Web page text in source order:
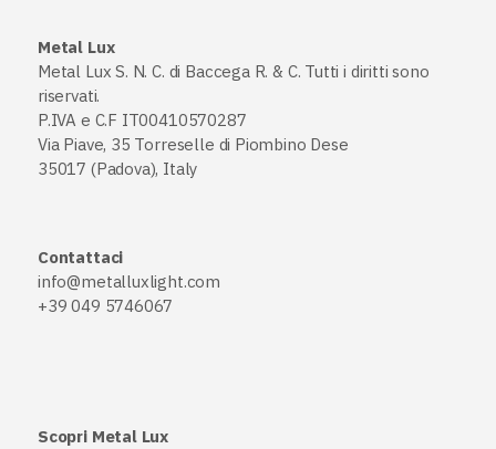
Metal Lux
Metal Lux S. N. C. di Baccega R. & C. Tutti i diritti sono
riservati.
P.IVA e C.F IT00410570287
Via Piave, 35 Torreselle di Piombino Dese
35017 (Padova), Italy
Contattaci
info@metalluxlight.com
+39 049 5746067
Scopri Metal Lux